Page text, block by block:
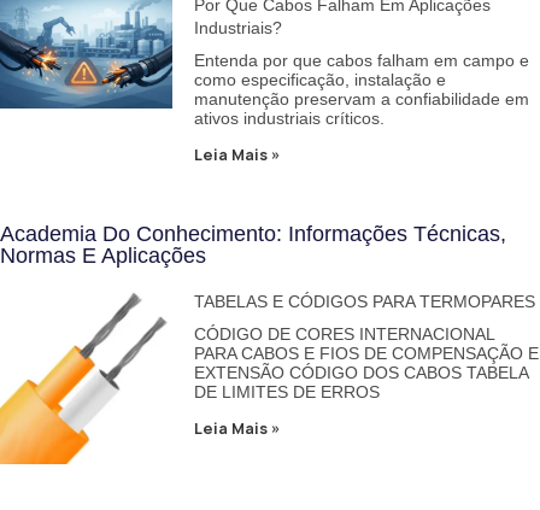
Por Que Cabos Falham Em Aplicações
Industriais?
Entenda por que cabos falham em campo e
como especificação, instalação e
manutenção preservam a confiabilidade em
ativos industriais críticos.
Leia Mais »
Academia Do Conhecimento: Informações Técnicas,
Normas E Aplicações
TABELAS E CÓDIGOS PARA TERMOPARES
CÓDIGO DE CORES INTERNACIONAL
PARA CABOS E FIOS DE COMPENSAÇÃO E
EXTENSÃO CÓDIGO DOS CABOS TABELA
DE LIMITES DE ERROS
Leia Mais »